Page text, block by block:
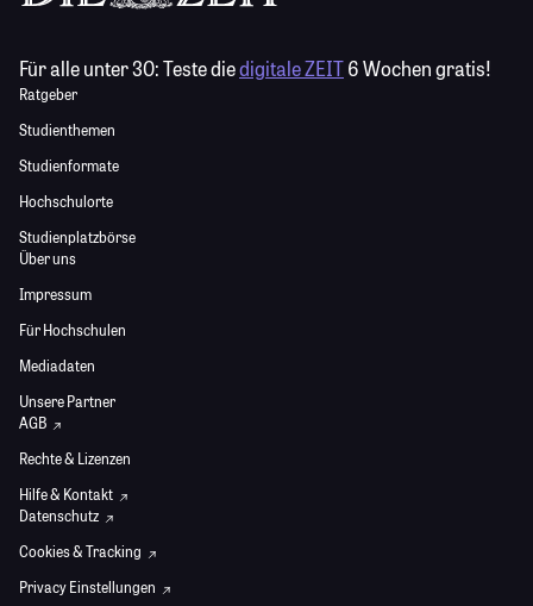
Für alle unter 30:Teste diedigitale ZEIT6 Wochen gratis!
Ratgeber
Studienthemen
Studienformate
Hochschulorte
Studienplatzbörse
Über uns
Impressum
Für Hochschulen
Mediadaten
Unsere Partner
AGB
Rechte & Lizenzen
Hilfe & Kontakt
Datenschutz
Cookies & Tracking
Privacy Einstellungen